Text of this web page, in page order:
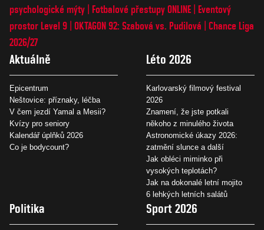
psychologické mýty
Fotbalové přestupy ONLINE
Eventový
prostor Level 9 OKTAGON 92: Szabová vs. Pudilová
Chance Liga
2026/27
Aktuálně
Epicentrum
Neštovice: příznaky, léčba
V čem jezdí Yamal a Mesii?
Kvízy pro seniory
Kalendář úplňků 2026
Co je bodycount?
Léto 2026
Karlovarský filmový festival
2026
Znamení, že jste potkali
někoho z minulého života
Astronomické úkazy 2026:
zatmění slunce a další
Jak obléci miminko při
vysokých teplotách?
Jak na dokonalé letní mojito
6 lehkých letních salátů
Politika Sport 2026